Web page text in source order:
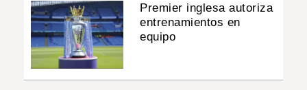
Premier inglesa autoriza
entrenamientos en
equipo